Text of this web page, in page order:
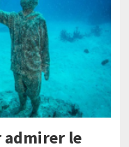
admirer le